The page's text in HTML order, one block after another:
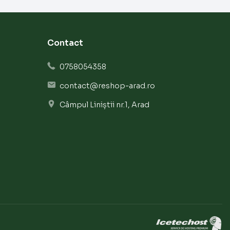
Contact
0758054358
contact@reshop-arad.ro
Câmpul Liniștii nr.1, Arad